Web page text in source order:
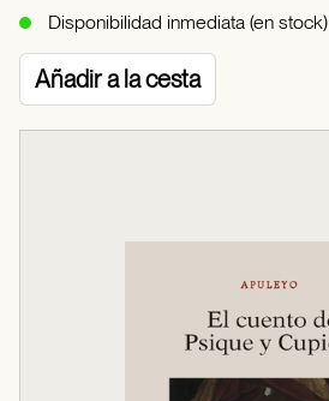
Disponibilidad inmediata (en stock)
Añadir a la cesta